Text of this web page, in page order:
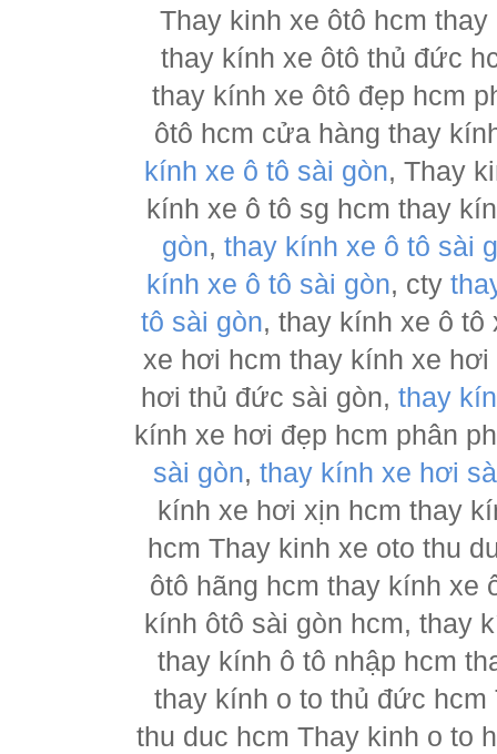
Thay kinh xe ôtô hcm
thay kính xe ôtô thủ đức
thay kính xe ôtô đẹp hcm
ôtô hcm cửa hàng thay
kính xe ô tô sài gòn, Thay
kính xe ô tô sg hcm thay
gòn, thay kính xe ô tô sài
kính xe ô tô sài gòn, cty
tô sài gòn, thay kính xe ô
xe hơi hcm thay kính xe
hơi thủ đức sài gòn, thay
kính xe hơi đẹp hcm phân
sài gòn, thay kính xe hơi
kính xe hơi xịn hcm thay
hcm Thay kinh xe oto thu
ôtô hãng hcm thay kính xe
kính ôtô sài gòn hcm, thay
thay kính ô tô nhập hcm
thay kính o to thủ đức
thu duc hcm Thay kinh o to